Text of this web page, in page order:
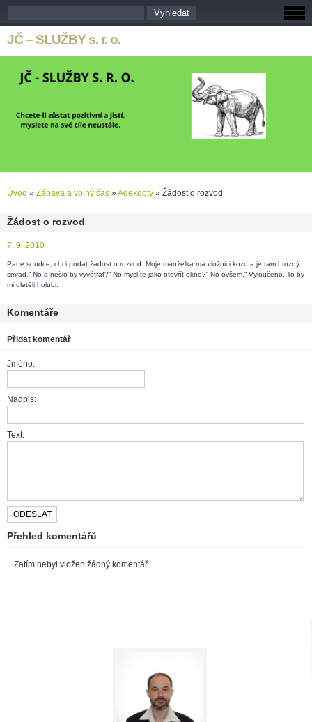
JČ – SLUŽBY s. r. o.
Úvod » Zábava a volný čas »Adekdoty » Žádost o rozvod
Žádost o rozvod
7. 9. 2010
Pane soudce, chci podat žádost o rozvod. Moje manželka má vložnici kozu a je tam hrozný
smrad.“ No a nešlo by vyvětrat?“ No myslíte jako otevřít okno?“ No ovšem.“ Vyloučeno. To by
mi uletěli holubi.
Komentáře
Přidat komentář
Jméno:
Nadpis:
Text:
Přehled komentářů
Zatím nebyl vložen žádný komentář